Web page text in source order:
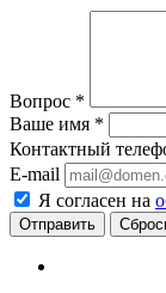
Вопрос *
Ваше имя *
Контактный
E-mail
Я согласен на